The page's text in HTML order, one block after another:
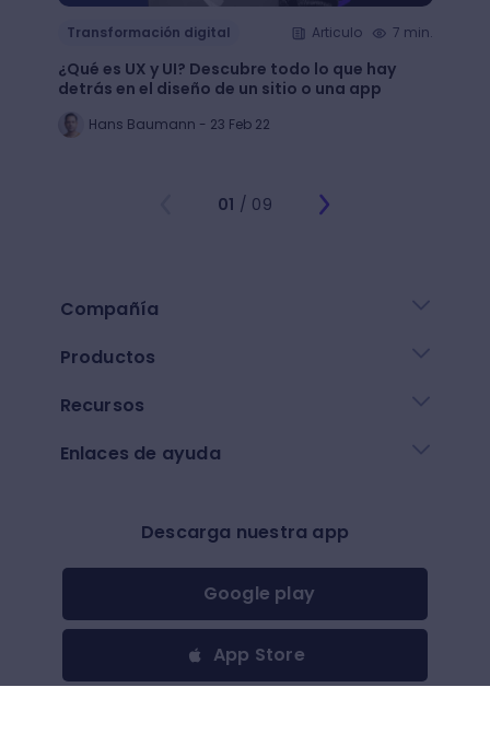
Transformación digital Articulo 7 min.
¿Qué es UX y UI? Descubre todo lo que hay
detrás en el diseño de un sitio o una app
Hans Baumann - 23 Feb 22
01 / 09
Compañía
Productos
Recursos
Enlaces de ayuda
Descarga nuestra app
Google play
App Store